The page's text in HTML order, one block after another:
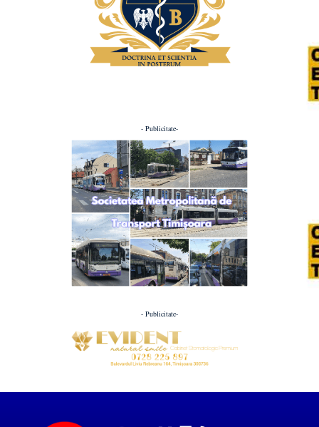
- Publicitate-
- Publicitate-